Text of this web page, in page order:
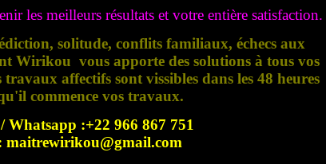
les meilleurs résultats et votre entière satisfaction.
solitude, conflits familiaux, échecs aux
Wirikou vous apporte des solutions à tous vos
affectifs sont vissibles dans les 48 heures
commence vos travaux.
Whatsapp :+22 966 867 751
maitrewirikou@gmail.com